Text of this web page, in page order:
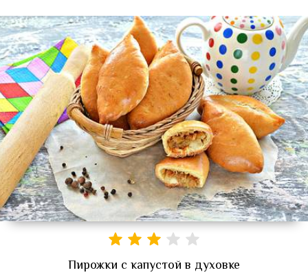
Пирожки с капустой в духовке